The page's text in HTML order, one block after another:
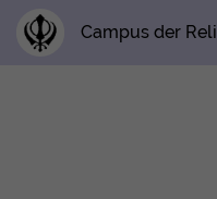
Campus der